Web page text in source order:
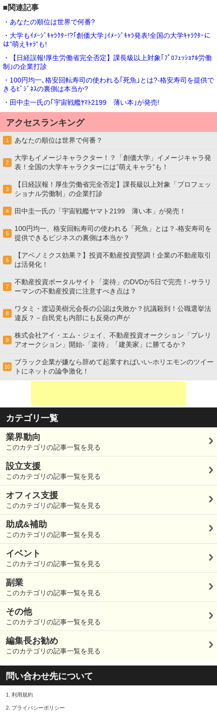
■関連記事
・あなたの順位は世界で何番?
・大学もｲﾒｰｼﾞｷｬﾗｸﾀｰ!?｢創価大学｣ｲﾒｰｼﾞｷｬﾗ発表!全国の大学ｷｬﾗｸﾀｰに
は”萌えｷｬﾗ”も!
・【日経誤報!厚生労働省完全否定】課長級以上対象｢ﾌﾟﾛﾌｪｯｼｮﾅﾙ労働
制｣の企業打診
・100円均一､格安回転寿司の使われる｢死魚｣とは?-格安寿司を提供で
きるﾋﾞｼﾞﾈｽの裏側は本当か?
・田中圭一氏の｢宇宙戦艦ﾔﾏﾄ2199 薄い本｣が発売!
アクセスランキング
1 あなたの順位は世界で何番？
2
大学もイメージキャラクター！？「創価大学」イメージキャラ発
表！全国の大学キャラクターには”萌えキャラ”も！
3
【日経誤報！厚生労働省完全否定】課長級以上対象「プロフェッ
ショナル労働制」の企業打診
4 田中圭一氏の「宇宙戦艦ヤマト2199 薄い本」が発売！
5
100円均一、格安回転寿司の使われる「死魚」とは？-格安寿司を
提供できるビジネスの裏側は本当か？
6
【アベノミクス効果？】投資不動産投資堅調！企業の不動産取引
は活発化！
7
不動産投資ポータルサイト「楽待」のDVDが5日で完売！-サラリ
ーマンの不動産投資に注意すべき点は？
8
ワタミ・渡辺美樹元会長の公認は失敗か？抗議殺到！公職選挙法
違反？－自民党も内部にも反発の声が
9
株式会社アイ・エム・ジェイ、不動産投資オークション「プレリ
アオークション」開始-「楽待」「建美家」に勝てるか？
10
ブラック企業が嫌なら辞めて起業すればいい-ホリエモンのツイー
トにネットの論争激化！
カテゴリ一覧
業界動向
このカテゴリの記事一覧を見る
設立支援
このカテゴリの記事一覧を見る
オフィス支援
このカテゴリの記事一覧を見る
助成&補助
このカテゴリの記事一覧を見る
イベント
このカテゴリの記事一覧を見る
副業
このカテゴリの記事一覧を見る
その他
このカテゴリの記事一覧を見る
編集長お勧め
このカテゴリの記事一覧を見る
問い合わせ先について
1. 利用規約
2. プライバシーポリシー